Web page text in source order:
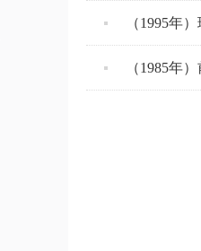
（1995年
（1985年